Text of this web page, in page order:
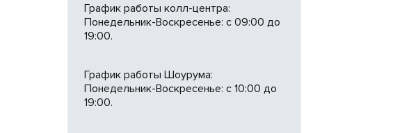
График работы колл-центра:
Понедельник-Воскресенье: с 09:00 до
19:00.
График работы Шоурума:
Понедельник-Воскресенье: с 10:00 до
19:00.